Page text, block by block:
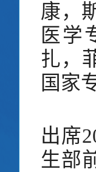
康，
医学
扎，
国家
出席
生部